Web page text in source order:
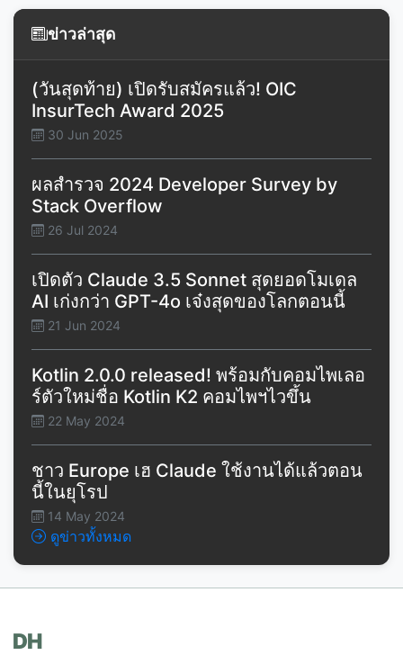
ข่าวล่าสุด
(วันสุดท้าย) เปิดรับสมัครแล้ว! OIC
InsurTech Award 2025
30 Jun 2025
ผลสำรวจ 2024 Developer Survey by
Stack Overflow
26 Jul 2024
เปิดตัว Claude 3.5 Sonnet สุดยอดโมเดล
AI เก่งกว่า GPT-4o เจ๋งสุดของโลกตอนนี้
21 Jun 2024
Kotlin 2.0.0 released! พร้อมกับคอมไพเลอ
ร์ตัวใหม่ชื่อ Kotlin K2 คอมไพฯไวขึ้น
22 May 2024
ชาว Europe เฮ Claude ใช้งานได้แล้วตอน
นี้ในยุโรป
14 May 2024
ดูข่าวทั้งหมด
DH